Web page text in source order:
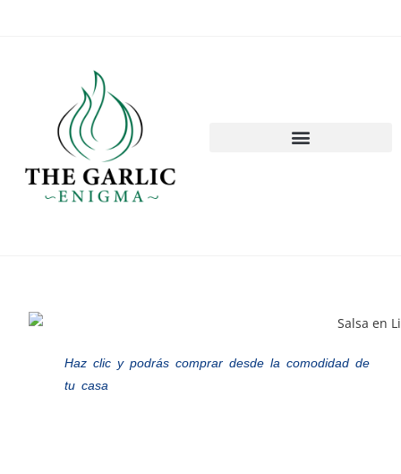
Haz clic y podrás comprar desde la comodidad de
tu casa